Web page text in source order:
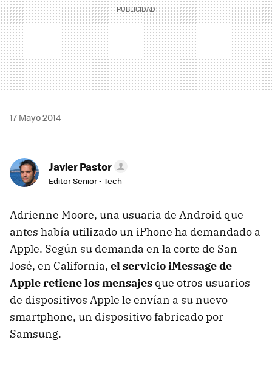
17 Mayo 2014
Javier Pastor
Editor Senior - Tech
Adrienne Moore, una usuaria de Android que
antes había utilizado un iPhone ha demandado a
Apple. Según su demanda en la corte de San
José, en California, el servicio iMessage de
Apple retiene los mensajes que otros usuarios
de dispositivos Apple le envían a su nuevo
smartphone, un dispositivo fabricado por
Samsung.